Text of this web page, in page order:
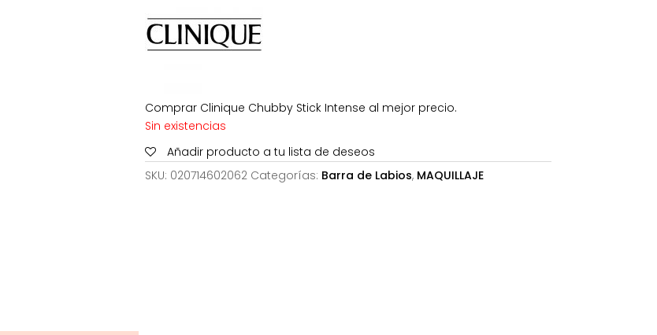
27,00€.
Comprar Clinique Chubby Stick Intense al mejor precio.
Sin existencias
Añadir producto a tu lista de deseos
SKU: 020714602062 Categorías: Barra de Labios, MAQUILLAJE